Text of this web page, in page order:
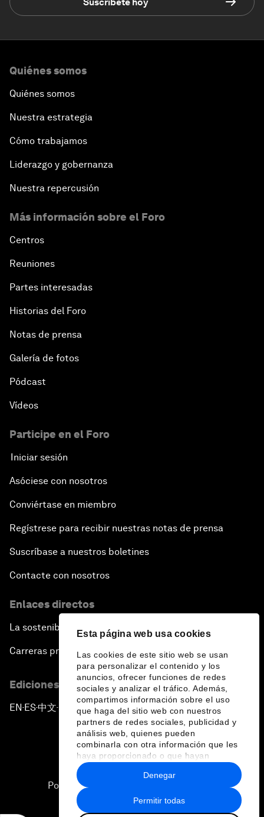
Esta página web usa cookies
Las cookies de este sitio web se usan
para personalizar el contenido y los
anuncios, ofrecer funciones de redes
sociales y analizar el tráfico. Además,
compartimos información sobre el uso
que haga del sitio web con nuestros
partners de redes sociales, publicidad y
análisis web, quienes pueden
combinarla con otra información que les
haya proporcionado o que hayan
recopilado a partir del uso que haya
hecho de sus servicios.
Permitir todas
Denegar
Quiénes somos
Quiénes somos
Nuestra estrategia
Cómo trabajamos
Liderazgo y gobernanza
Nuestra repercusión
Más información sobre el Foro
Centros
Reuniones
Partes interesadas
Historias del Foro
Notas de prensa
Galería de fotos
Pódcast
Vídeos
Participe en el Foro
Iniciar sesión
Asóciese con nosotros
Conviértase en miembro
Regístrese para recibir nuestras notas de prensa
Suscríbase a nuestros boletines
Contacte con nosotros
Enlaces directos
La sostenibilidad en el Foro
Carreras profesionales
Ediciones en otros idiomas
EN ▪ES▪中文▪ 日本語
Política de privacidad y normas de uso
Sitemap